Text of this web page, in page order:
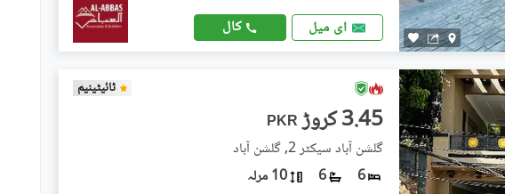
ای میل کال
ٹائیٹینیم
PKR 3.45 کروڑ
گلشن آباد سیکٹر 2, گلشن آباد
6
6 10 مرلہ